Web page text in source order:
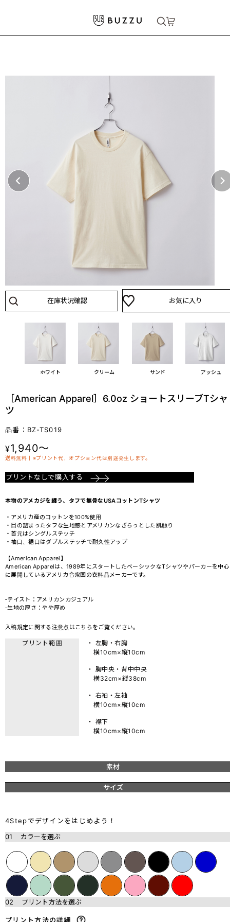
［American Apparel］6.0oz ショートスリーブTシャツ
在庫状況確認 お気に入り
ホワイト クリーム サンド アッシュ
［American Apparel］6.0oz ショートスリーブTシャ
ツ
品番：BZ-TS019
¥1,940～
送料無料丨※プリント代、オプション代は別途発生します。
プリントなしで購入する
本物のアメカジを纏う、タフで無骨なUSAコットンTシャツ
・アメリカ産のコットンを100%使用
・目の詰まったタフな生地感とアメリカンなざらっとした肌触り
・首元はシングルステッチ
・袖口、裾口はダブルステッチで耐久性アップ
【American Apparel】
American Apparelは、1989年にスタートしたベーシックなTシャツやパーカーを中心
に展開しているアメリカ合衆国の衣料品メーカーです。
‐テイスト：アメリカンカジュアル
‐生地の厚さ：やや厚め
入稿規定に関する注意点は こちら をご覧ください。
プリント範囲
・ 左胸・右胸
横10cm×縦10cm
・ 胸中央・背中中央
横32cm×縦38cm
・ 右袖・左袖
横10cm×縦10cm
・ 襟下
横10cm×縦10cm
素材
サイズ
4Stepでデザインをはじめよう！
01
カラーを選ぶ
02 プリント方法を選ぶ
プリント方法の詳細